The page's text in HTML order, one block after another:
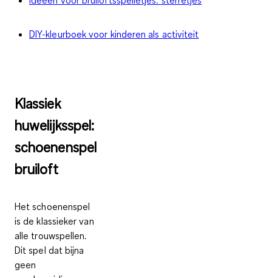
DIY-kleurboek voor kinderen als activiteit
Klassiek
huwelijksspel:
schoenenspel
bruiloft
Het schoenenspel
is de klassieker van
alle trouwspellen.
Dit spel dat bijna
geen